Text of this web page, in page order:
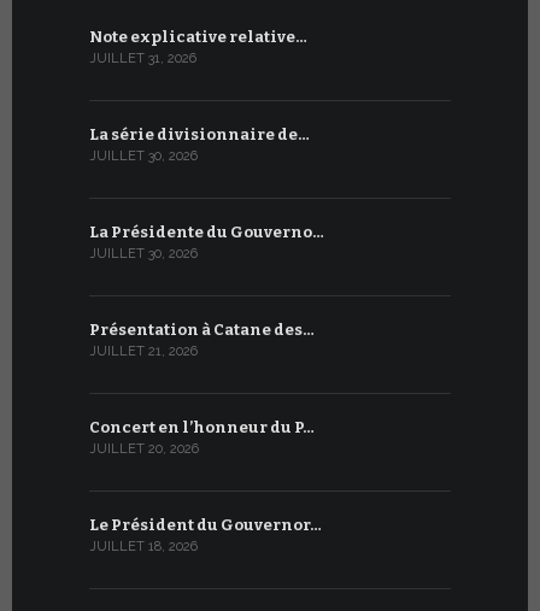
Note explicative relative…
JUILLET 31, 2026
La série divisionnaire de…
JUILLET 30, 2026
La Présidente du Gouverno…
JUILLET 30, 2026
Présentation à Catane des…
JUILLET 21, 2026
Concert en l’honneur du P…
JUILLET 20, 2026
Le Président du Gouvernor…
JUILLET 18, 2026